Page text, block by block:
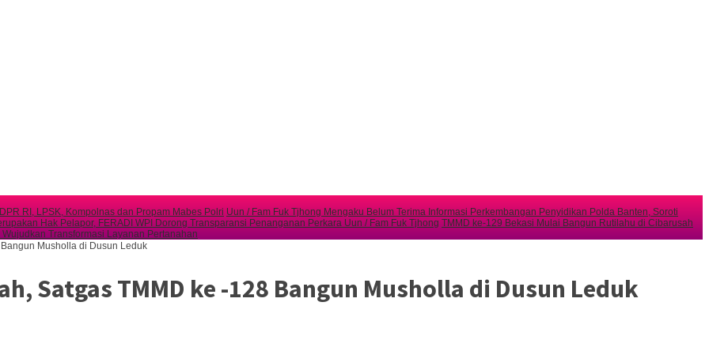
RI, LPSK, Kompolnas dan Propam Mabes Polri Uun / Fam Fuk Tjhong Mengaku Belum Terima Informasi Perkembangan Penyidikan Polda Banten, Soroti
Hak Pelapor, FERADI WPI Dorong Transparansi Penanganan Perkara Uun / Fam Fuk Tjhong TMMD ke-129 Bekasi Mulai Bangun Rutilahu di Cibarusah
Transformasi Layanan Pertanahan
Musholla di Dusun Leduk
Satgas TMMD ke -128 Bangun Musholla di Dusun Leduk